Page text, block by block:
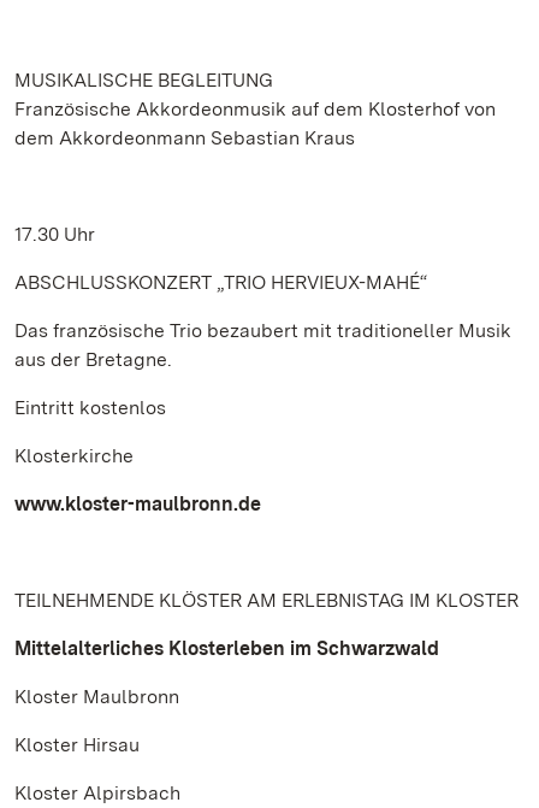
MUSIKALISCHE BEGLEITUNG
Französische Akkordeonmusik auf dem Klosterhof von
dem Akkordeonmann Sebastian Kraus
17.30 Uhr
ABSCHLUSSKONZERT „TRIO HERVIEUX-MAHÉ“
Das französische Trio bezaubert mit traditioneller Musik
aus der Bretagne.
Eintritt kostenlos
Klosterkirche
www.kloster-maulbronn.de
TEILNEHMENDE KLÖSTER AM ERLEBNISTAG IM KLOSTER
Mittelalterliches Klosterleben im Schwarzwald
Kloster Maulbronn
Kloster Hirsau
Kloster Alpirsbach